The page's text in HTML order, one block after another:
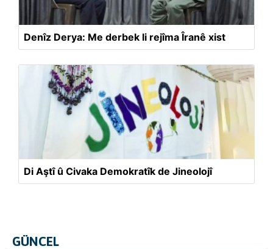
Denîz Derya: Me derbek li rejîma Îranê xist
Di Aştî û Civaka Demokratîk de Jineolojî
GÜNCEL